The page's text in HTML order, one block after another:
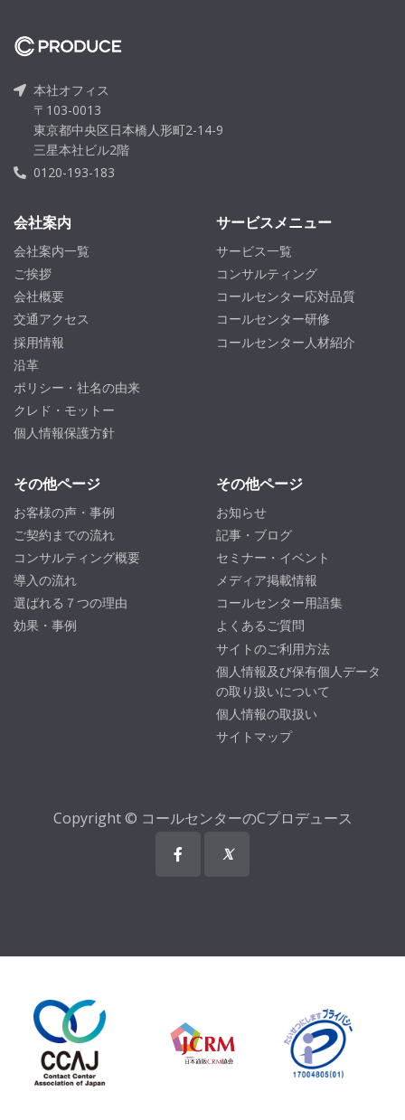
本社オフィス
〒103-0013
東京都中央区日本橋人形町2-14-9
三星本社ビル2階
0120-193-183
会社案内
会社案内一覧
ご挨拶
会社概要
交通アクセス
採用情報
沿革
ポリシー・社名の由来
クレド・モットー
個人情報保護方針
サービスメニュー
サービス一覧
コンサルティング
コールセンター応対品質
コールセンター研修
コールセンター人材紹介
その他ページ
お客様の声・事例
ご契約までの流れ
コンサルティング概要
導入の流れ
選ばれる７つの理由
効果・事例
その他ページ
お知らせ
記事・ブログ
セミナー・イベント
メディア掲載情報
コールセンター用語集
よくあるご質問
サイトのご利用方法
個人情報及び保有個人データ
の取り扱いについて
個人情報の取扱い
サイトマップ
Copyright © コールセンターのCプロデュース